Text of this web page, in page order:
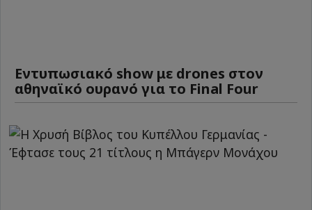
Εντυπωσιακό show με drones στον
αθηναϊκό ουρανό για το Final Four